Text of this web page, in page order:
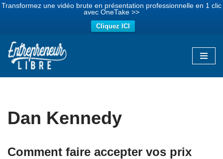
Transformez une vidéo brute en présentation professionnelle en 1 clic
avec OneTake >>
Cliquez ICI
Aller
Dan Kennedy
Comment faire accepter vos prix